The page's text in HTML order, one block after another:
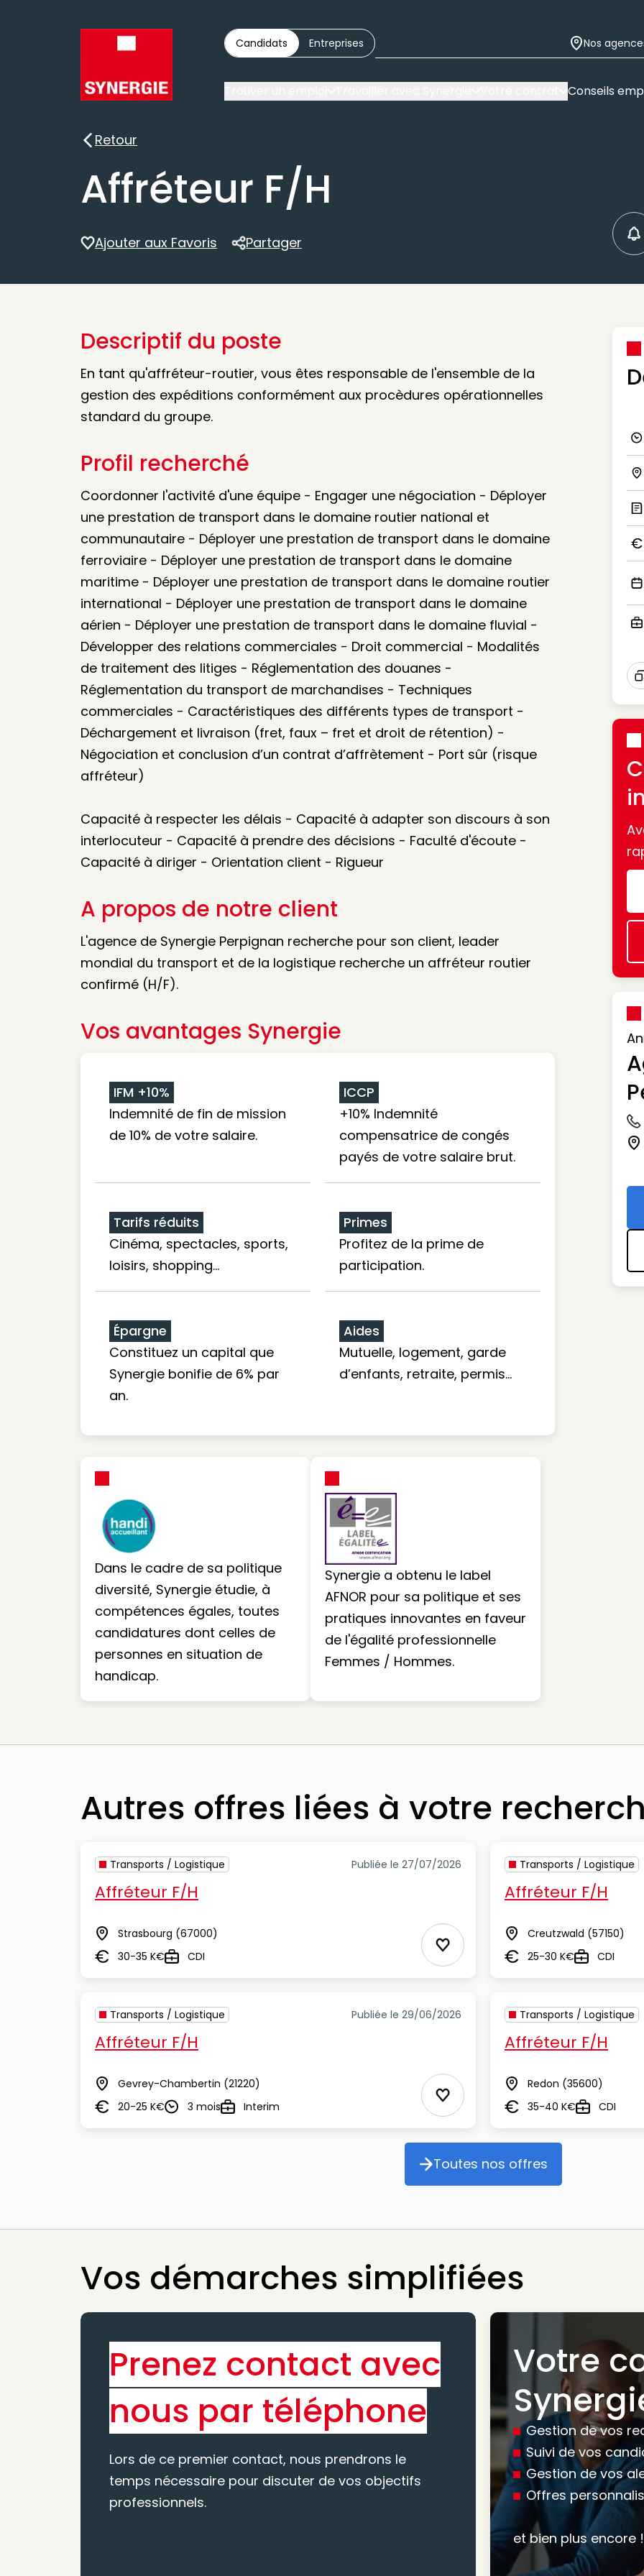
Candidats Entreprises Nos
Conseils
Retour
Retour
Affréteur F/H
Ajouter aux Favoris
Partager
Partager
Descriptif du poste
En tant qu'affréteur-routier, vous êtes responsable de l'ensemble de la
gestion des expéditions conformément aux procèdures opérationnelles
standard du groupe.
Profil recherché
Coordonner l'activité d'une équipe - Engager une négociation - Déployer
une prestation de transport dans le domaine routier national et
communautaire - Déployer une prestation de transport dans le domaine
ferroviaire - Déployer une prestation de transport dans le domaine
maritime - Déployer une prestation de transport dans le domaine routier
international - Déployer une prestation de transport dans le domaine
aérien - Déployer une prestation de transport dans le domaine fluvial -
Développer des relations commerciales - Droit commercial - Modalités
de traitement des litiges - Réglementation des douanes -
Réglementation du transport de marchandises - Techniques
commerciales - Caractéristiques des différents types de transport -
Déchargement et livraison (fret, faux – fret et droit de rétention) -
Négociation et conclusion d’un contrat d’affrètement - Port sûr (risque
affréteur)
Capacité à respecter les délais - Capacité à adapter son discours à son
interlocuteur - Capacité à prendre des décisions - Faculté d'écoute -
Capacité à diriger - Orientation client - Rigueur
A propos de notre client
L'agence de Synergie Perpignan recherche pour son client, leader
mondial du transport et de la logistique recherche un affréteur routier
confirmé (H/F).
Vos avantages Synergie
IFM +10%
Indemnité de fin de mission
de 10% de votre salaire.
ICCP
+10% Indemnité
compensatrice de congés
payés de votre salaire brut.
Tarifs réduits
Cinéma, spectacles, sports,
loisirs, shopping...
Primes
Profitez de la prime de
participation.
Épargne
Constituez un capital que
Synergie bonifie de 6% par
an.
Aides
Mutuelle, logement, garde
d’enfants, retraite, permis…
Dans le cadre de sa politique
diversité, Synergie étudie, à
compétences égales, toutes
candidatures dont celles de
personnes en situation de
handicap.
Synergie a obtenu le label
AFNOR pour sa politique et ses
pratiques innovantes en faveur
de l'égalité professionnelle
Femmes / Hommes.
Autres offres liées à votre
Transports / Logistique Publiée le 27/07/2026
Affréteur F/H
Lieu Strasbourg (67000)
Salaire30-35 K€TypeCDI Ajouter aux Favoris
Transports / Logistique
Affréteur F/H
Lieu Creutzwald (57150)
Salaire25-30 K€TypeCDI
Transports / Logistique Publiée le 29/06/2026
Affréteur F/H
Lieu Gevrey-Chambertin (21220)
Salaire20-25 K€Durée3 moisTypeInterim Ajouter aux Favoris
Transports / Logistique
Affréteur F/H
Lieu Redon (35600)
Salaire35-40 K€TypeCDI
Toutes nos offres
Toutes nos offres
Vos démarches simplifiées
Prenez contact avec
nous par téléphone
Lors de ce premier contact, nous prendrons le
temps nécessaire pour discuter de vos objectifs
professionnels.
Nous vous
votre recherche,
mesure pour
atteindre vos
Votre
Gestion de vos
Suivi de vos
Gestion de vos
Offres
et bien plus encore !